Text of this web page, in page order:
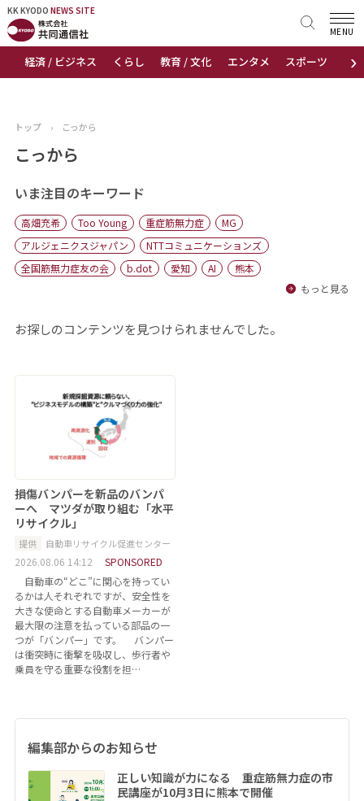
KK KYODO NEWS SITE
›
経済 / ビジネス くらし 教育 / 文化 エンタメ スポーツ 地域
MENU
KK KYODONEWS SITE
トップページ
ニュース
おすすめコンテンツ
出版物
会社概要
トップ › こっから
こっから
いま注目のキーワード
高畑充希 Too Young 重症筋無力症
MG
アルジェニクスジャパン
NTTコミュニケーションズ
全国筋無力症友の会
b.dot 愛知 AI
熊本
もっと見る
お探しのコンテンツを見つけられませんでした。
損傷バンパーを新品のバンパ
ーへ マツダが取り組む「水平
リサイクル」
提供 自動車リサイクル促進センター
2026.08.06 14:12
SPONSORED
自動車の“どこ”に関心を持ってい
るかは人それぞれですが、安全性を
大きな使命とする自動車メーカーが
最大限の注意を払っている部品の一
つが「バンパー」です。 バンパー
は衝突時に衝撃を吸収し、歩行者や
乗員を守る重要な役割を担…
編集部からのお知らせ
正しい知識が力になる 重症筋無力症の市
民講座が10月3日に熊本で開催